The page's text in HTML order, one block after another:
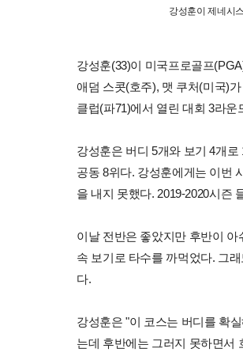
강성훈이 제네시
강성훈(33)이 미국프로골프
애덤 스콧(호주), 맷 쿠처(미국)
클럽(파71)에서 열린 대회 3라운
강성훈은 버디 5개와 보기 4개
공동 8위다. 강성훈에게는 이번
을 내지 못했다. 2019-2020시즌
이날 전반은 좋았지만 후반이
속 보기로 타수를 까먹었다. 그
다.
강성훈은 "이 코스는 버디를 확
는데 후반에는 그러지 못하면서